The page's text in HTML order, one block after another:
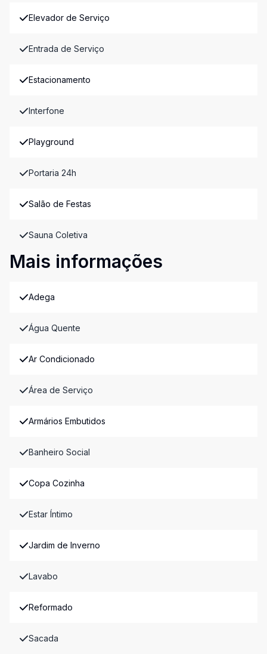
Elevador de Serviço
Entrada de Serviço
Estacionamento
Interfone
Playground
Portaria 24h
Salão de Festas
Sauna Coletiva
Mais informações
Adega
Água Quente
Ar Condicionado
Área de Serviço
Armários Embutidos
Banheiro Social
Copa Cozinha
Estar Íntimo
Jardim de Inverno
Lavabo
Reformado
Sacada